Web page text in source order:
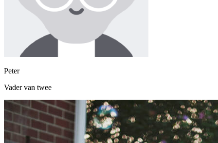
Peter
Vader van twee